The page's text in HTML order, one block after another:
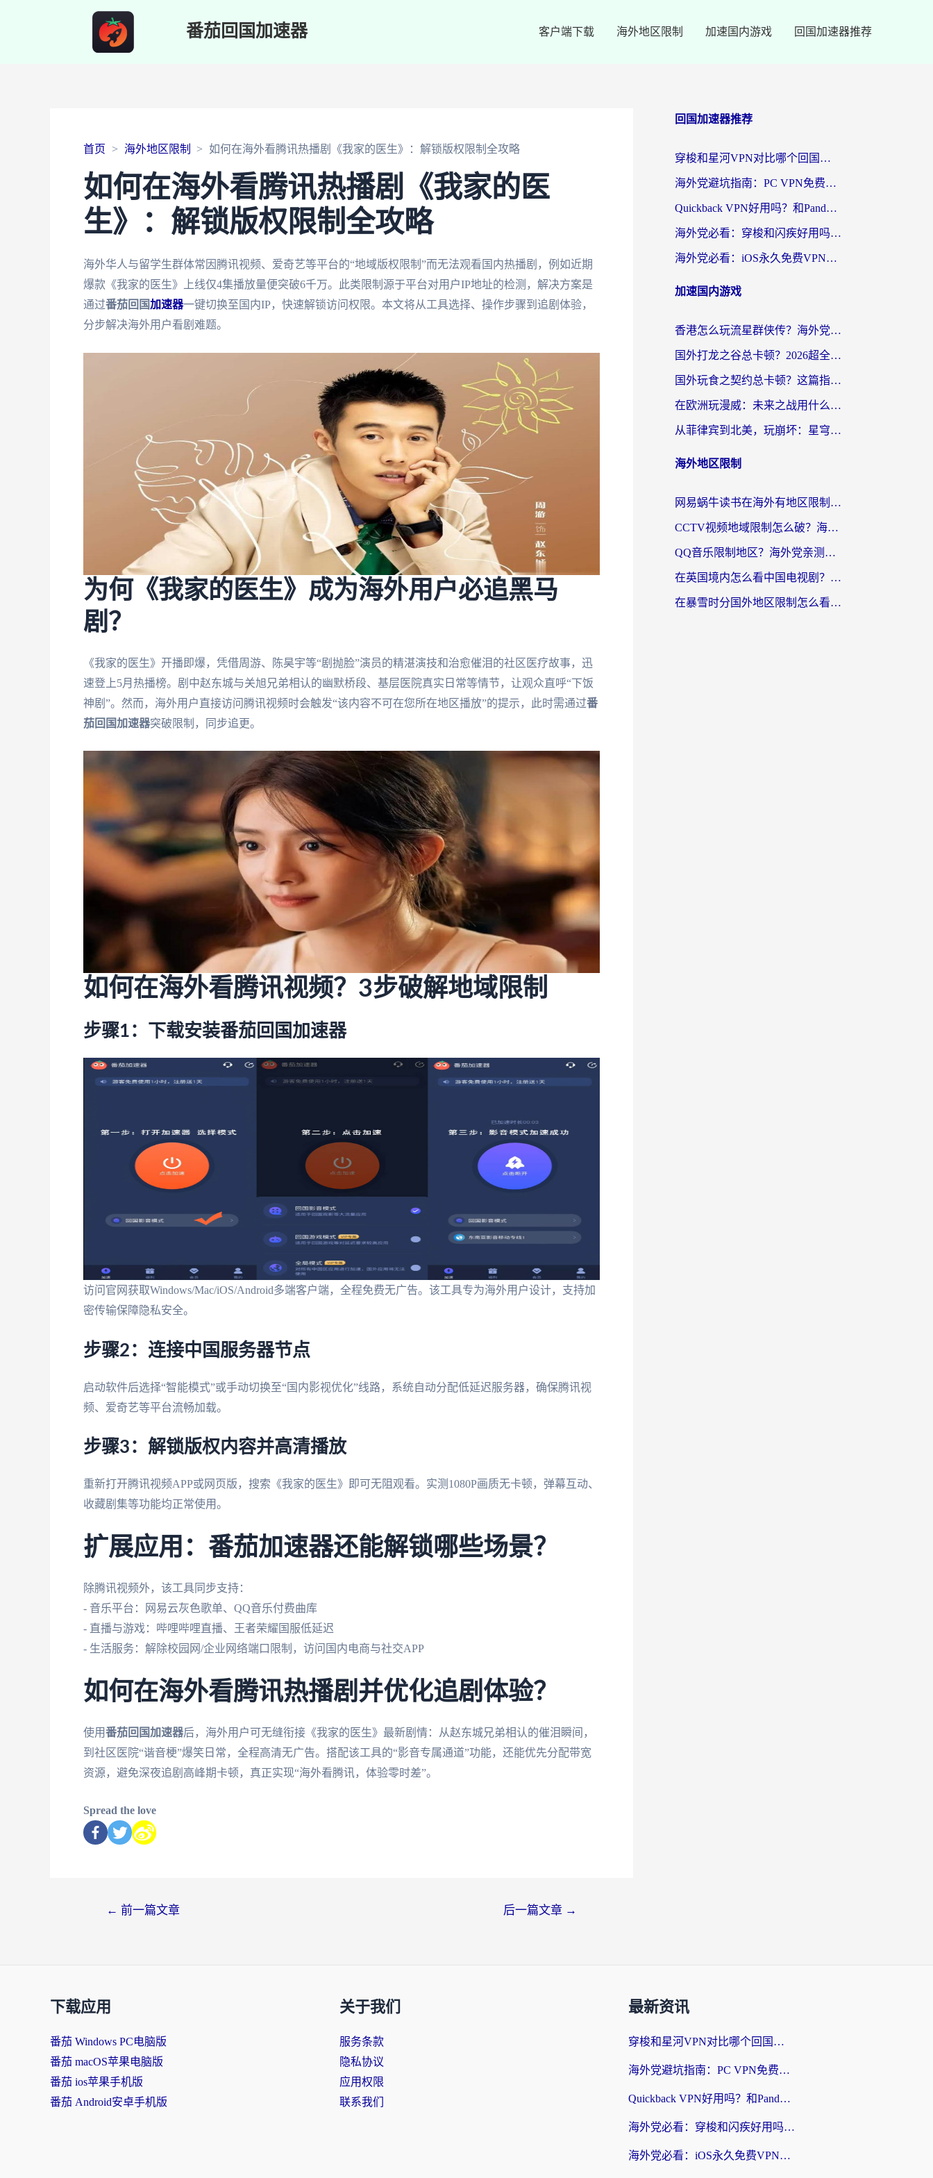
番茄回国加速器 客户端下载 海外地区限制 加速国内游戏 回国加速器推荐
首页 海外地区限制 如何在海外看腾讯热播剧《我家的医生》：解锁版权限制全攻略
如何在海外看腾讯热播剧《我家的医
生》：解锁版权限制全攻略
海外华人与留学生群体常因腾讯视频、爱奇艺等平台的“地域版权限制”而无法观看国内热播剧，例如近期
爆款《我家的医生》上线仅4集播放量便突破6千万。此类限制源于平台对用户IP地址的检测，解决方案是
通过番茄回国加速器一键切换至国内IP，快速解锁访问权限。本文将从工具选择、操作步骤到追剧体验，
分步解决海外用户看剧难题。
为何《我家的医生》成为海外用户必追黑马
剧？
《我家的医生》开播即爆，凭借周游、陈昊宇等“剧抛脸”演员的精湛演技和治愈催泪的社区医疗故事，迅
速登上5月热播榜。剧中赵东城与关旭兄弟相认的幽默桥段、基层医院真实日常等情节，让观众直呼“下饭
神剧”。然而，海外用户直接访问腾讯视频时会触发“该内容不可在您所在地区播放”的提示，此时需通过番
茄回国加速器突破限制，同步追更。
如何在海外看腾讯视频？3步破解地域限制
步骤1：下载安装番茄回国加速器
访问官网获取Windows/Mac/iOS/Android多端客户端，全程免费无广告。该工具专为海外用户设计，支持加
密传输保障隐私安全。
步骤2：连接中国服务器节点
启动软件后选择“智能模式”或手动切换至“国内影视优化”线路，系统自动分配低延迟服务器，确保腾讯视
频、爱奇艺等平台流畅加载。
步骤3：解锁版权内容并高清播放
重新打开腾讯视频APP或网页版，搜索《我家的医生》即可无阻观看。实测1080P画质无卡顿，弹幕互动、
收藏剧集等功能均正常使用。
扩展应用：番茄加速器还能解锁哪些场景？
除腾讯视频外，该工具同步支持：
- 音乐平台：网易云灰色歌单、QQ音乐付费曲库
- 直播与游戏：哔哩哔哩直播、王者荣耀国服低延迟
- 生活服务：解除校园网/企业网络端口限制，访问国内电商与社交APP
如何在海外看腾讯热播剧并优化追剧体验？
使用番茄回国加速器后，海外用户可无缝衔接《我家的医生》最新剧情：从赵东城兄弟相认的催泪瞬间，
到社区医院“谐音梗”爆笑日常，全程高清无广告。搭配该工具的“影音专属通道”功能，还能优先分配带宽
资源，避免深夜追剧高峰期卡顿，真正实现“海外看腾讯，体验零时差”。
Spread the love
← 前一篇文章 后一篇文章 →
回国加速器推荐
穿梭和星河VPN对比哪个回国效果更好？海外党亲测5款加速器的无缝访问指南
海外党避坑指南：PC VPN免费？别盲目！教你选对回国加速器无缝刷国内资源
Quickback VPN好用吗？和PandaCN VPN对比哪个回国效果更好？海外党必看的真实体验指南
海外党必看：穿梭和闪疾好用吗？3步教你选对回国加速器，无缝刷剧玩Steam
海外党必看：iOS永久免费VPN真的存在吗？教你选对回国加速器无缝刷国内资源
加速国内游戏
香港怎么玩流星群侠传？海外党国服游戏不卡顿的终极解决方案
国外打龙之谷总卡顿？2026超全指南：选对加速器，龙之谷星战前夜激战2都能丝滑畅玩
国外玩食之契约总卡顿？这篇指南帮你选对加速器（附瑞士地鼠传奇、菲律宾纳萨力克之王方案）
在欧洲玩漫威：未来之战用什么加速器最好用？老玩家亲测避坑指南
从菲律宾到北美，玩崩坏：星穹铁道用什么加速器好？我试过5款后选了它
海外地区限制
网易蜗牛读书在海外有地区限制怎么破解？3个实用方案帮你畅读无阻（附缅甸美国使用技巧）
CCTV视频地域限制怎么破？海外党亲测有效的回国加速解决方案
QQ音乐限制地区？海外党亲测有效的回国加速器选择指南（附听书音乐全攻略）
在英国境内怎么看中国电视剧？留英党亲测有效的追剧自由指南
在暴雪时分国外地区限制怎么看？海外党亲测有效的回国加速指南
下载应用
番茄 Windows PC电脑版
番茄 macOS苹果电脑版
番茄 ios苹果手机版
番茄 Android安卓手机版
关于我们
服务条款
隐私协议
应用权限
联系我们
最新资讯
穿梭和星河VPN对比哪个回国效果更好？海外党亲测5款加速器的无缝访问指南
海外党避坑指南：PC VPN免费？别盲目！教你选对回国加速器无缝刷国内资源
Quickback VPN好用吗？和PandaCN VPN对比哪个回国效果更好？海外党必看的真实体验指南
海外党必看：穿梭和闪疾好用吗？3步教你选对回国加速器，无缝刷剧玩Steam
海外党必看：iOS永久免费VPN真的存在吗？教你选对回国加速器无缝刷国内资源